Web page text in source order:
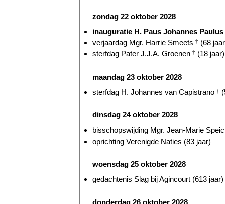
zondag 22 oktober 2028
inauguratie H. Paus Johannes
verjaardag Mgr. Harrie Smeets † (68
sterfdag Pater J.J.A. Groenen † (18 jaar)
maandag 23 oktober 2028
sterfdag H. Johannes van Capistrano †
dinsdag 24 oktober 2028
bisschopswijding Mgr. Jean-Marie
oprichting Verenigde Naties (83 jaar)
woensdag 25 oktober 2028
gedachtenis Slag bij Agincourt (613 jaar)
donderdag 26 oktober 2028